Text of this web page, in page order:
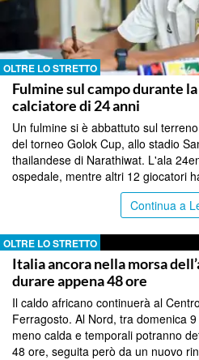
OLTRE LO STRETTO
Fulmine sul campo durante
calciatore di 24 anni
Un fulmine si è abbattuto sul
del torneo Golok Cup, allo stadio
thailandese di Narathiwat. L'ala
ospedale, mentre altri 12 giocatori
Continua a
OLTRE LO STRETTO
Italia ancora nella morsa
durare appena 48 ore
Il caldo africano continuerà al
Ferragosto. Al Nord, tra domenica
meno calda e temporali potranno
48 ore, seguita però da un nuovo